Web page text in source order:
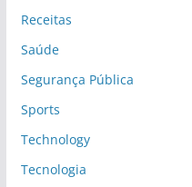
Receitas
Saúde
Segurança Pública
Sports
Technology
Tecnologia